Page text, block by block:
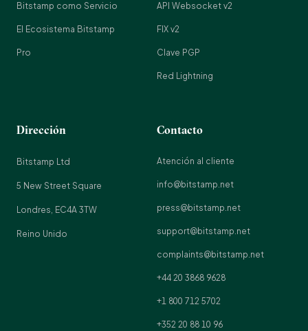
Bitstamp como Servicio
El Ecosistema Bitstamp
Pro
API Websocket v2
FIX v2
Clave PGP
Red Lightning
Dirección
Bitstamp Ltd
5 New Street Square
Londres, EC4A 3TW
Reino Unido
Contacto
Atención al cliente
info@bitstamp.net
press@bitstamp.net
support@bitstamp.net
complaints@bitstamp.net
+44 20 3868 9628
+1 800 712 5702
+352 20 88 10 96